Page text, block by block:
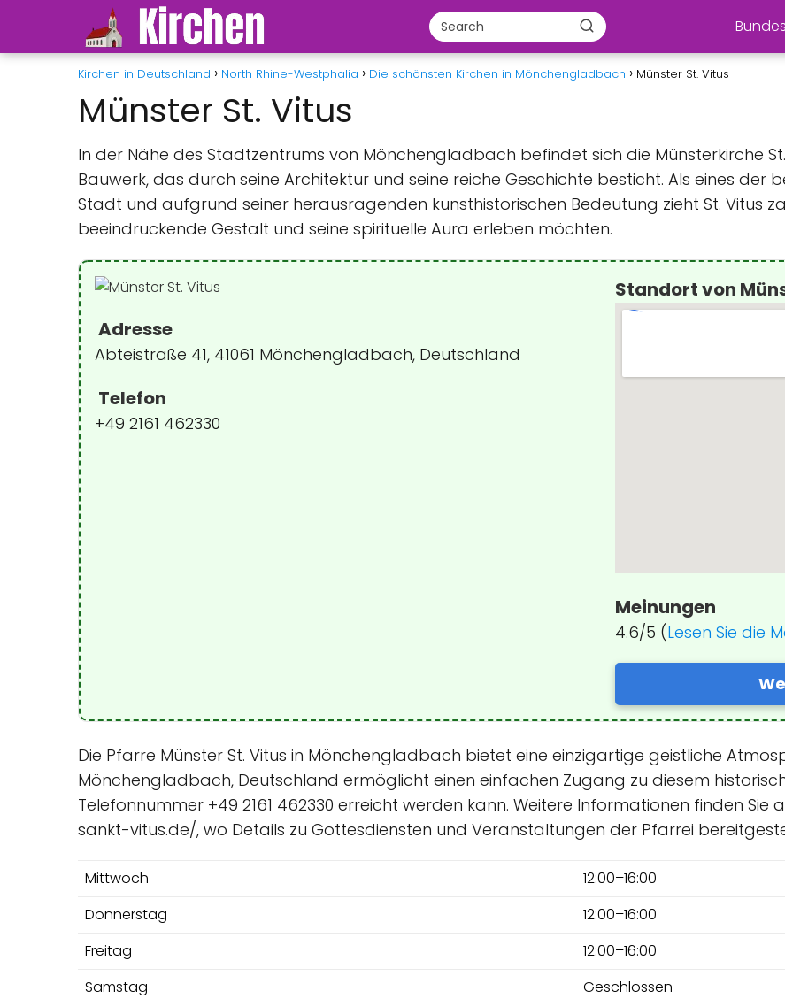
Kirchen in Deutschland North Rhine-Westphalia Die schönsten Kirchen in Mönchengladbach Münster St. Vitus
Münster St. Vitus
In der Nähe des Stadtzentrums von Mönchengladbach befindet sich die Münsterkirche
Bauwerk, das durch seine Architektur und seine reiche Geschichte besticht. Als eines
Stadt und aufgrund seiner herausragenden kunsthistorischen Bedeutung zieht St. Vitus
beeindruckende Gestalt und seine spirituelle Aura erleben möchten.
Adresse
Abteistraße 41, 41061 Mönchengladbach, Deutschland
Telefon
+49 2161 462330
Standort von
Meinungen
4.6/5 (Lesen Sie die
Die Pfarre Münster St. Vitus in Mönchengladbach bietet eine einzigartige geistliche
Mönchengladbach, Deutschland ermöglicht einen einfachen Zugang zu diesem
Telefonnummer +49 2161 462330 erreicht werden kann. Weitere Informationen finden
sankt-vitus.de/, wo Details zu Gottesdiensten und Veranstaltungen der Pfarrei
Mittwoch
12:00–16:00
Donnerstag
12:00–16:00
Freitag
12:00–16:00
Samstag
Geschlossen